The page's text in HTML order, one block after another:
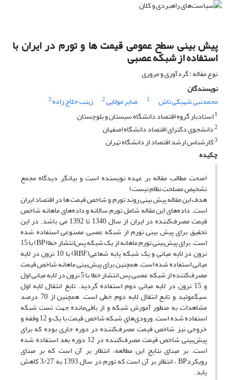
پیش بینی سطح عمومی قیمت ها و تورم در ایران با
استفاده از شبکه عصبی
نوع مقاله : گردآوری و مروری
نویسندگان
محمدنبی شهیکی تاش
1 صابر مولایی2 زینب حلاج زاده3
1استادیار گروه اقتصاد دانشگاه سیستان و بلوچستان
2دانشجوی دکترای اقتصاد دانشگاه اصفهان
3کارشناس ارشد اقتصاد از دانشگاه تهران
چکیده
(صحت مطالب مقاله بر عهده نویسنده است و بیانگر دیدگاه مجمع
تشخیص مصلحت نظام نیست)
هدف این مقاله پیش بینی روند تورم و شاخص قیمت ها در اقتصاد ایران
است. داده‌های این مقاله شامل تورم سالانه و داده‌های ماهانه شاخص
قیمت مصرف‌کننده در ایران از سال 1340 تا 1392 می باشد. در این
تحقیق برای پیش بینی تورم از شبکه عصبی مصنوعی استفاده شده
است. برای پیش‌بینی تورم ماهانه از یک شبکه پس‌انتشار خطا(BP) با 15
نرون در لایه میانی و یک شبکه پایه شعاعی(RBF) با 10 نرون در لایه
میانی استفاده شده است. همچنین برای پیش‌بینی ماهانه شاخص قیمت
مصرف‌کننده از شبکه عصبی پس انتشار خطا با 5 نرون در لایه میانی اول
و 15 نرون در لایه میانی دوم استفاده گردید. تابع انتقال لایه اول
سیگموئید و تابع انتقال لایه دوم خطی است. همچنین از 70 درصد
مشاهدات به منظور آموزش شبکه و از باقی‌مانده جهت تست شبکه
استفاده شده است. ورودی‌های شبکه شاخص قیمت با یک و 12 وقفه و
خروجی نیز شاخص قیمت مصرف‌کننده در دوره جاری بوده که برای
پیش‌بینی شاخص قیمت مصرف‌کننده در 12 دوره بعد استفاده شده
است. بر مبنای نتایج این مطالعه، انتظار بر آن است که بر مبنای
رویکردBP ، انتظار بر آن است که تورم در سال 1393 به 3/27 کاهش
یابد.